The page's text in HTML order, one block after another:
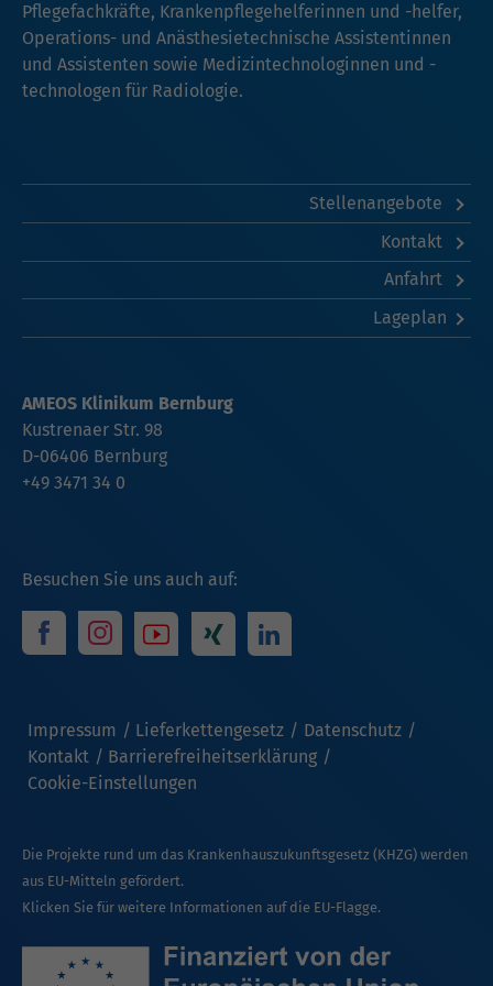
Pflegefachkräfte, Krankenpflegehelferinnen und -helfer,
Operations- und Anästhesietechnische Assistentinnen
und Assistenten sowie Medizintechnologinnen und -
technologen für Radiologie.
Stellenangebote
Kontakt
Anfahrt
Lageplan
Besuchen Sie uns auch auf:
Impressum Lieferkettengesetz
Datenschutz
Kontakt
Barrierefreiheitserklärung
Cookie-Einstellungen
AMEOS Klinikum Bernburg
Kustrenaer Str. 98
D-06406 Bernburg
+49 3471 34 0
Die Projekte rund um das Krankenhauszukunftsgesetz (KHZG) werden
aus EU-Mitteln gefördert.
Klicken Sie für weitere Informationen auf die EU-Flagge.